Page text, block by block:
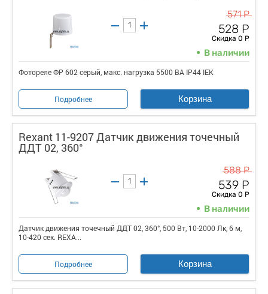
571 Р
528 Р
Скидка 0 Р
В наличии
Фотореле ФР 602 серый, макс. нагрузка 5500 ВА IP44 IEK
Подробнее Корзина
Rexant 11-9207 Датчик движения точечный
ДДТ 02, 360°
588 Р
539 Р
Скидка 0 Р
В наличии
Датчик движения точечный ДДТ 02, 360°, 500 Вт, 10-2000 Лк, 6 м,
10-420 сек. REXA...
Подробнее Корзина